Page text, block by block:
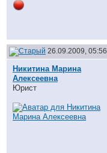
26.09.2009, 05:56
Никитина Марина
Алексеевна
Юрист